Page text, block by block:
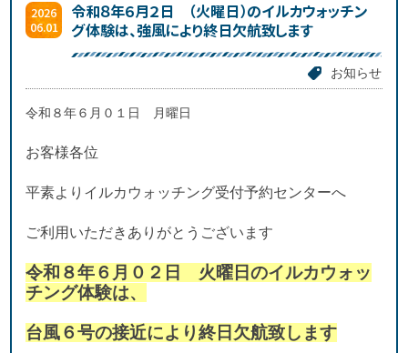
2026
06.01
令和８年６月２日 （火曜日）のイルカウォッチン
グ体験は、強風により終日欠航致します
お知らせ
令和８年６月０１日 月曜日
お客様各位
平素よりイルカウォッチング受付予約センターへ
ご利用いただきありがとうございます
令和８年６月０２日 火曜日のイルカウォッ
チング体験は、
台風６号の接近により終日欠航致します